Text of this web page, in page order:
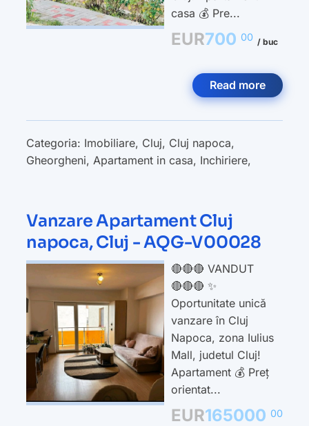
casa 💰 Pre...
EUR700 00 / buc
Read more
Categoria: Imobiliare, Cluj, Cluj napoca,
Gheorgheni, Apartament in casa, Inchiriere,
Vanzare Apartament Cluj
napoca, Cluj - AQG-V00028
🔴🔴🔴 VANDUT
🔴🔴🔴 ✨
Oportunitate unică
vanzare în Cluj
Napoca, zona Iulius
Mall, judetul Cluj!
Apartament 💰 Preț
orientat...
EUR165000 00